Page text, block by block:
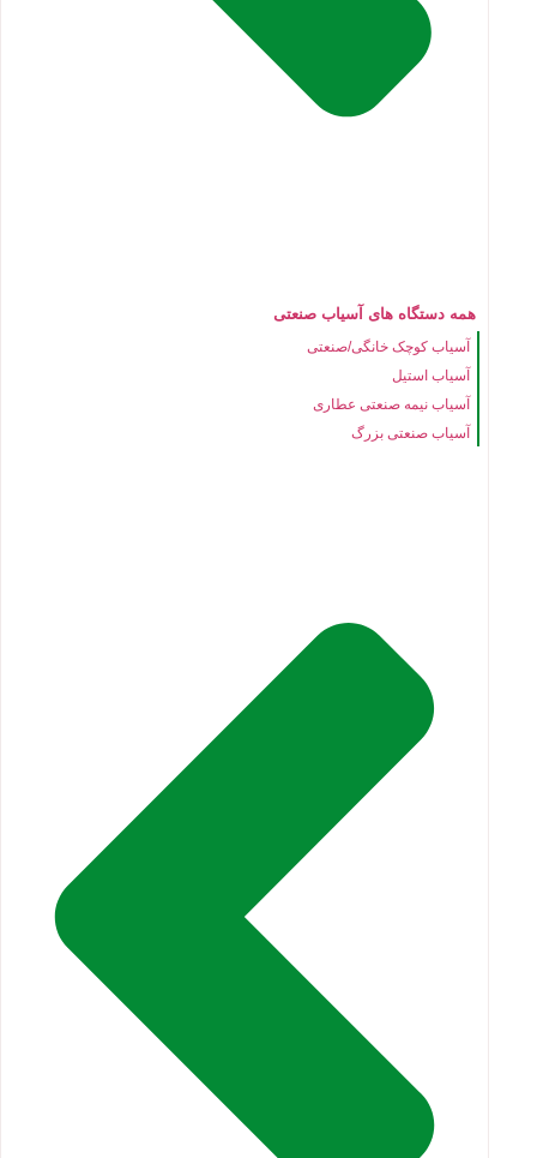
همه دستگاه های آسیاب صنعتی
آسیاب کوچک خانگی/صنعتی
آسیاب استیل
آسیاب نیمه صنعتی عطاری
آسیاب صنعتی بزرگ